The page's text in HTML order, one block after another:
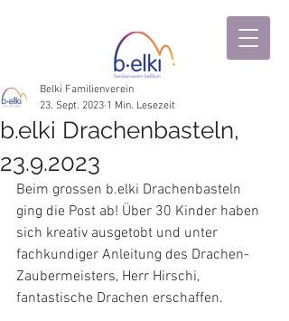
b.elki Drachenbasteln,
23.9.2023
Belki Familienverein
23. Sept. 2023 1 Min. Lesezeit
Beim grossen b.elki Drachenbasteln
ging die Post ab! Über 30 Kinder haben
sich kreativ ausgetobt und unter
fachkundiger Anleitung des Drachen-
Zaubermeisters, Herr Hirschi,
fantastische Drachen erschaffen.